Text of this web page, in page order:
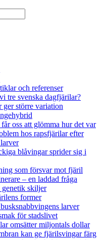
och referenser
tre svenska dagfjärilar?
ger större variation
oss att glömma hur det var
hos rapsfjärilar efter
blåvingar sprider sig i
som försvar mot fjäril
– en laddad fråga
genetik skiljer
former
larver
för stadslivet
omsätter miljontals dollar
kan ge fjärilsvingar färg